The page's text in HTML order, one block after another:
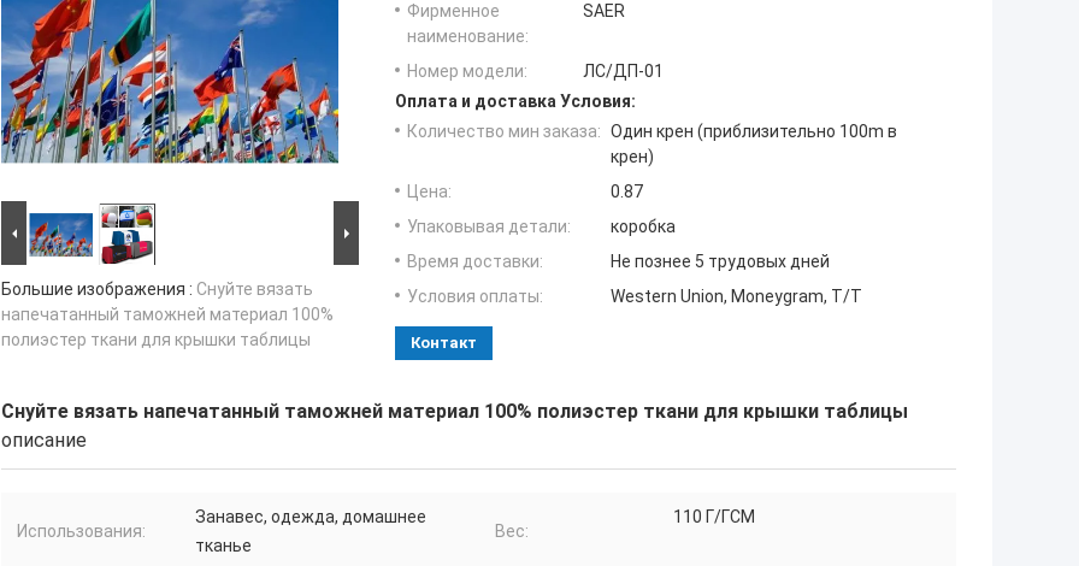
Большие изображения : Снуйте вязать
напечатанный таможней материал 100%
полиэстер ткани для крышки таблицы
Фирменное
наименование:
SAER
Номер модели:
ЛС/ДП-01
Оплата и доставка Условия:
Количество мин заказа: Один крен (приблизительно 100m в
крен)
Цена:
0.87
Упаковывая детали:
коробка
Время доставки:
Не познее 5 трудовых дней
Условия оплаты:
Western Union, Moneygram, T/T
Контакт
Снуйте вязать напечатанный таможней материал 100% полиэстер ткани для крышки таблицы
описание
Использования:
Занавес, одежда, домашнее
тканье
Вес:
110 Г/ГСМ